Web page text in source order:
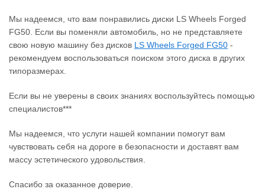
Мы надеемся, что вам понравились диски LS Wheels Forged
FG50. Если вы поменяли автомобиль, но не представляете
свою новую машину без дисков LS Wheels Forged FG50 ‐
рекомендуем воспользоваться поиском этого диска в других
типоразмерах.
Если вы не уверены в своих знаниях воспользуйтесь помощью
специалистов***
Мы надеемся, что услуги нашей компании помогут вам
чувствовать себя на дороге в безопасности и доставят вам
массу эстетического удовольствия.
Спасибо за оказанное доверие.